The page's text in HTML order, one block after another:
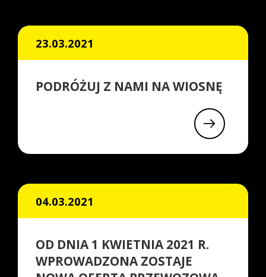
23.03.2021
PODRÓŻUJ Z NAMI NA WIOSNĘ
04.03.2021
OD DNIA 1 KWIETNIA 2021 R.
WPROWADZONA ZOSTAJE